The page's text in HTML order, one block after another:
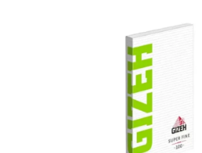
hvězdiček.